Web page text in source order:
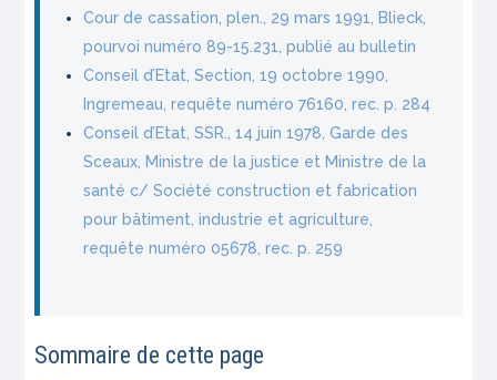
Cour de cassation, plen., 29 mars 1991, Blieck,
pourvoi numéro 89-15.231, publié au bulletin
Conseil d’Etat, Section, 19 octobre 1990,
Ingremeau, requête numéro 76160, rec. p. 284
Conseil d’Etat, SSR., 14 juin 1978, Garde des
Sceaux, Ministre de la justice et Ministre de la
santé c/ Société construction et fabrication
pour bâtiment, industrie et agriculture,
requête numéro 05678, rec. p. 259
Sommaire de cette page